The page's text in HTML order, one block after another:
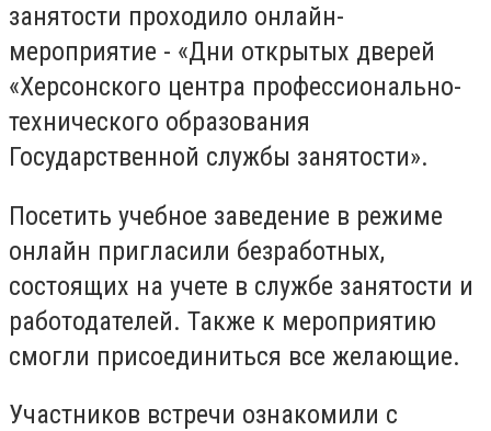
занятости проходило онлайн-
мероприятие - «Дни открытых дверей
«Херсонского центра профессионально-
технического образования
Государственной службы занятости».
Посетить учебное заведение в режиме
онлайн пригласили безработных,
состоящих на учете в службе занятости и
работодателей. Также к мероприятию
смогли присоединиться все желающие.
Участников встречи ознакомили с